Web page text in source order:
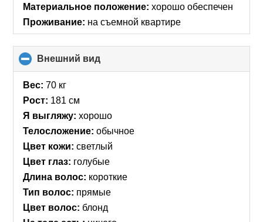
Материальное положение: хорошо обеспечен
Проживание: на съемной квартире
Внешний вид
to
Вес: 70 кг
Рост: 181 см
Я выгляжу: хорошо
Телосложение: обычное
Цвет кожи: светлый
Цвет глаз: голубые
Длина волос: короткие
Тип волос: прямые
Цвет волос: блонд